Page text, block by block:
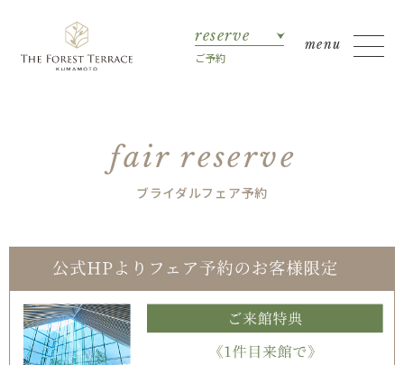
reserve
ご予約
fair reserve
ブライダルフェア予約